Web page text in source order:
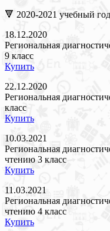
🔻 2020-2021 учебный год
18.12.2020
Региональная
9 класс
Купить
22.12.2020
Региональная
класс
Купить
10.03.2021
Региональная
чтению 3 класс
Купить
11.03.2021
Региональная
чтению 4 класс
Купить